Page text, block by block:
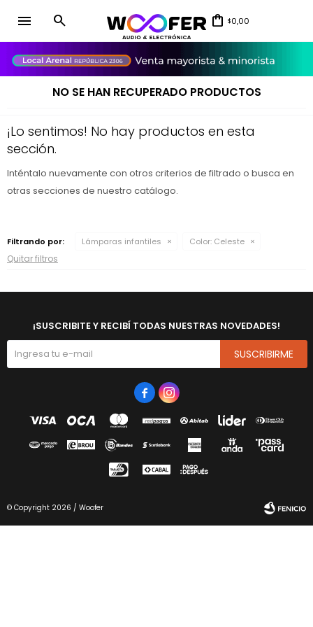
menu $0,00
NO SE HAN RECUPERADO PRODUCTOS
¡Lo sentimos! No hay productos en esta
sección.
Inténtalo nuevamente con otros criterios de filtrado o busca en
otras secciones de nuestro catálogo.
Filtrando por: Lámparas infantiles Color: Celeste
Quitar filtros
¡SUSCRIBITE Y RECIBÍ TODAS NUESTRAS NOVEDADES!
SUSCRIBIRME
 
© Copyright 2026 / Woofer
close